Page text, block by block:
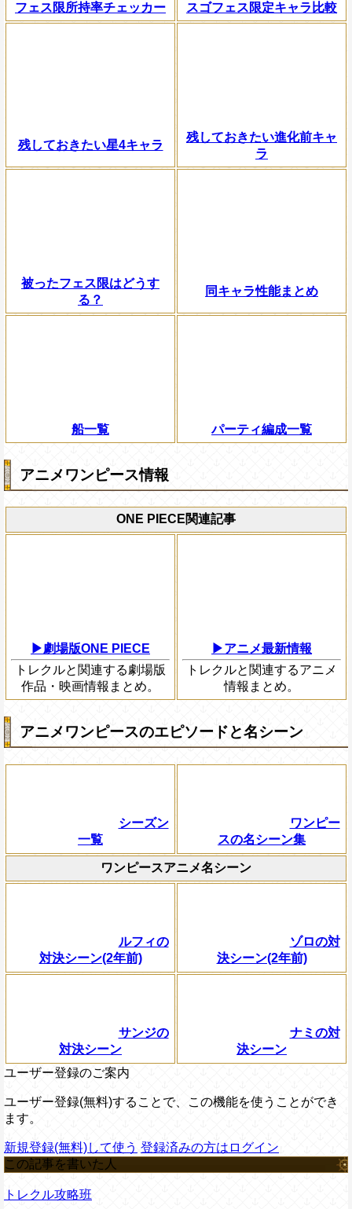
フェス限所持率チェッカー スゴフェス限定キャラ比較
残しておきたい星4キャラ
残しておきたい進化前キャ
ラ
被ったフェス限はどうす
る？
同キャラ性能まとめ
船一覧 パーティ編成一覧
アニメワンピース情報
ONE PIECE関連記事
▶劇場版ONE PIECE
トレクルと関連する劇場版
作品・映画情報まとめ。
▶アニメ最新情報
トレクルと関連するアニメ
情報まとめ。
アニメワンピースのエピソードと名シーン
シーズン
一覧
ワンピー
スの名シーン集
ワンピースアニメ名シーン
ルフィの
対決シーン(2年前)
ゾロの対
決シーン(2年前)
サンジの
対決シーン
ナミの対
決シーン
ユーザー登録のご案内
ユーザー登録(無料)することで、この機能を使うことができ
ます。
新規登録(無料)して使う 登録済みの方はログイン
この記事を書いた人
トレクル攻略班